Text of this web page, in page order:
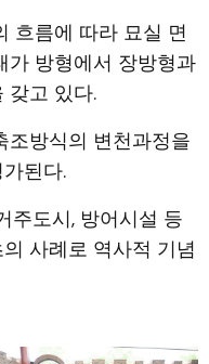
흐름에 따라 묘실 면
가 방형에서 장방형과
갖고 있다.
조방식의 변천과정을
된다.
주도시, 방어시설 등
사례로 역사적 기념